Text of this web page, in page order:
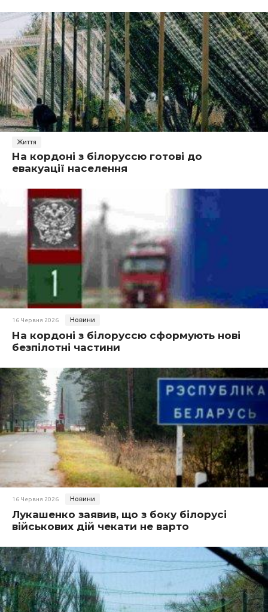
Життя
На кордоні з білоруссю готові до
евакуації населення
16 Червня 2026 Новини
На кордоні з білоруссю сформують нові
безпілотні частини
16 Червня 2026 Новини
Лукашенко заявив, що з боку білорусі
військових дій чекати не варто